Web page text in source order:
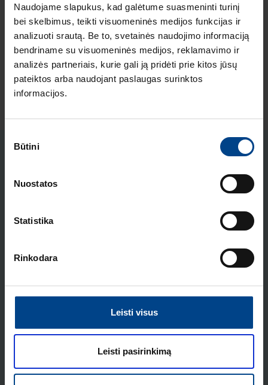
Naudojame slapukus, kad galėtume suasmeninti turinį
bei skelbimus, teikti visuomeninės medijos funkcijas ir
analizuoti srautą. Be to, svetainės naudojimo informaciją
bendriname su visuomeninės medijos, reklamavimo ir
analizės partneriais, kurie gali ją pridėti prie kitos jūsų
pateiktos arba naudojant paslaugas surinktos
informacijos.
pasirinkimas
Būtini
Nuostatos
Statistika
Rinkodara
Leisti visus
Leisti pasirinkimą
stotelėms M3T2/T2, 20A, 3 polių, 5 m
Produkto kodas: XEVA732
Skrajutė Atsisiųsti čia
Play